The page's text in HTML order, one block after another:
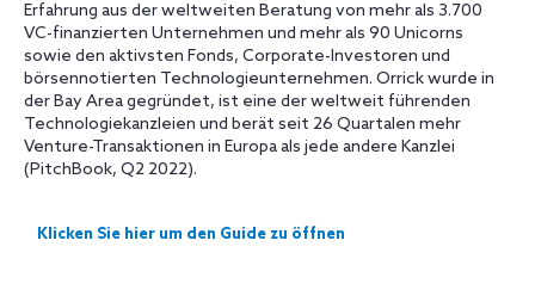
Erfahrung aus der weltweiten Beratung von mehr als 3.700
VC-finanzierten Unternehmen und mehr als 90 Unicorns
sowie den aktivsten Fonds, Corporate-Investoren und
börsennotierten Technologieunternehmen. Orrick wurde in
der Bay Area gegründet, ist eine der weltweit führenden
Technologiekanzleien und berät seit 26 Quartalen mehr
Venture-Transaktionen in Europa als jede andere Kanzlei
(PitchBook, Q2 2022).
Klicken Sie hier um den Guide zu öffnen